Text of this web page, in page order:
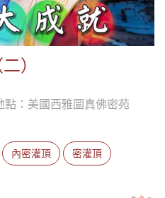
）
點：美國西雅圖真佛密苑
內密灌頂 密灌頂